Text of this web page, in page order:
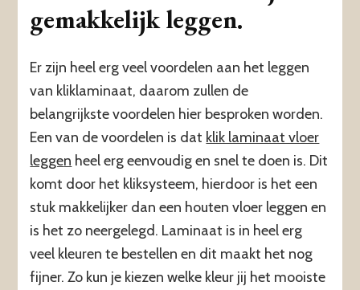
gemakkelijk leggen.
Er zijn heel erg veel voordelen aan het leggen
van kliklaminaat, daarom zullen de
belangrijkste voordelen hier besproken worden.
Een van de voordelen is dat klik laminaat vloer
leggen heel erg eenvoudig en snel te doen is. Dit
komt door het kliksysteem, hierdoor is het een
stuk makkelijker dan een houten vloer leggen en
is het zo neergelegd. Laminaat is in heel erg
veel kleuren te bestellen en dit maakt het nog
fijner. Zo kun je kiezen welke kleur jij het mooiste